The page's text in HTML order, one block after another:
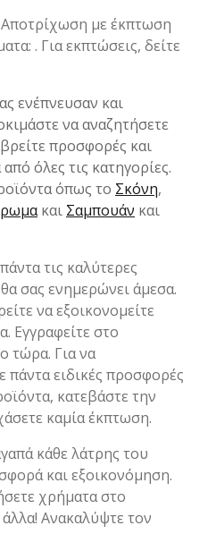
με έκπτωση
. Για εκπτώσεις, δείτε
ενέπνευσαν και
να αναζητήσετε
προσφορές και
όλες τις κατηγορίες.
όπως το Σκόνη,
και Σαμπουάν και
τις καλύτερες
σας ενημερώνει άμεσα.
να εξοικονομείτε
Εγγραφείτε στο
τώρα. Για να
πάντα ειδικές προσφορές
κατεβάστε την
καμία έκπτωση.
κάθε λάτρης του
και εξοικονόμηση.
χρήματα στο
Ανακαλύψτε τον